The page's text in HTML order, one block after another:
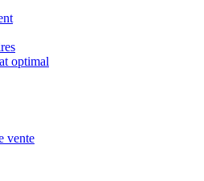
optimal
vente